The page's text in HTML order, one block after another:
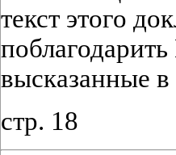
текст этого
высказанные в
стр. 18